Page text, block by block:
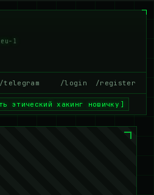
1
/telegram /login /register
этический хакинг новичку